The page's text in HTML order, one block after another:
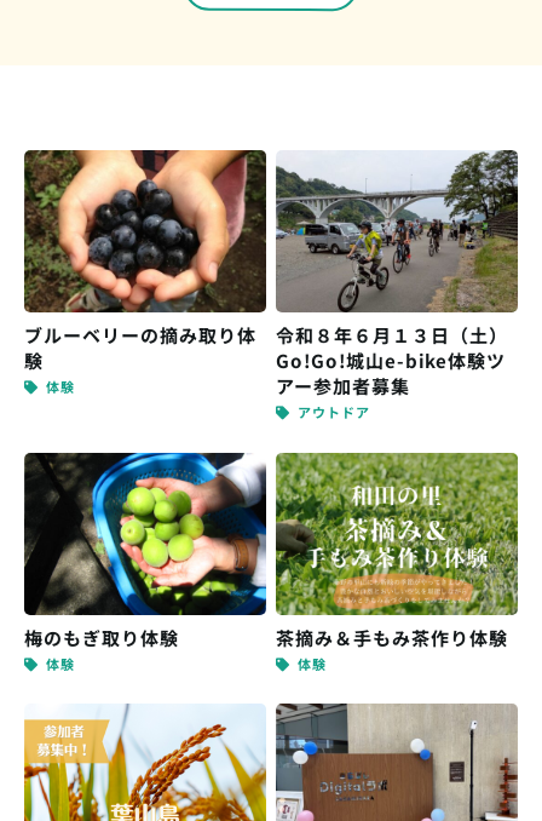
ブルーベリーの摘み取り体
験
体験
令和８年６月１３日（土）
Go!Go!城山e-bike体験ツ
アー参加者募集
アウトドア
梅のもぎ取り体験
体験
茶摘み＆手もみ茶作り体験
体験